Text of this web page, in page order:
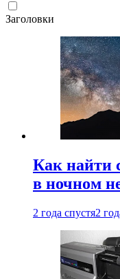
Заголовки
Как найти
в ночном
2 года спустя2